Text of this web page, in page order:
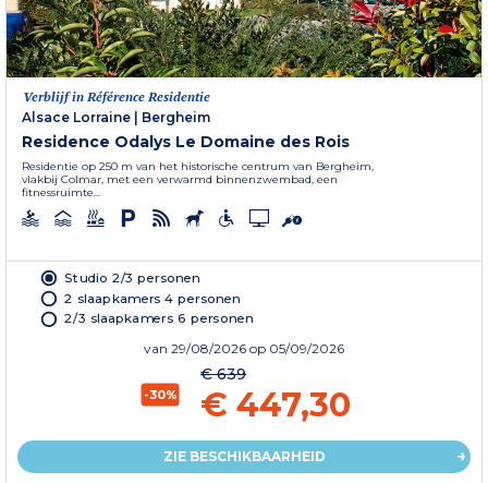
Verblijf in Référence Residentie
Alsace Lorraine
Bergheim
Residence Odalys Le Domaine des Rois
Residentie op 250 m van het historische centrum van Bergheim,
vlakbij Colmar, met een verwarmd binnenzwembad, een
fitnessruimte...
Studio 2/3 personen
2 slaapkamers 4 personen
2/3 slaapkamers 6 personen
van 29/08/2026 op 05/09/2026
-30%
€ 639
€ 447,30
ZIE BESCHIKBAARHEID